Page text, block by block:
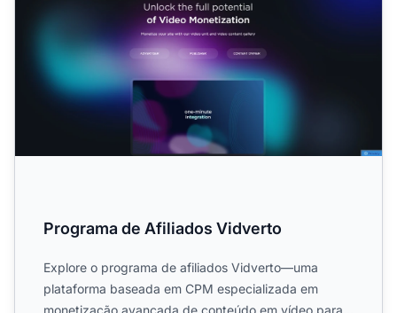
Programa de Afiliados Vidverto
Explore o programa de afiliados Vidverto—uma
plataforma baseada em CPM especializada em
monetização avançada de conteúdo em vídeo para o